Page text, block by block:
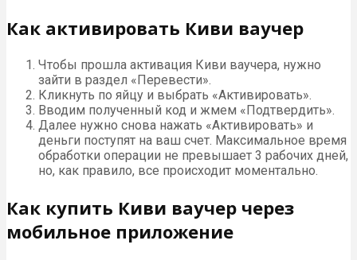
Как активировать Киви ваучер
Чтобы прошла активация Киви ваучера, нужно
зайти в раздел «Перевести».
Кликнуть по яйцу и выбрать «Активировать».
Вводим полученный код и жмем «Подтвердить».
Далее нужно снова нажать «Активировать» и
деньги поступят на ваш счет. Максимальное время
обработки операции не превышает 3 рабочих дней,
но, как правило, все происходит моментально.
Как купить Киви ваучер через
мобильное приложение